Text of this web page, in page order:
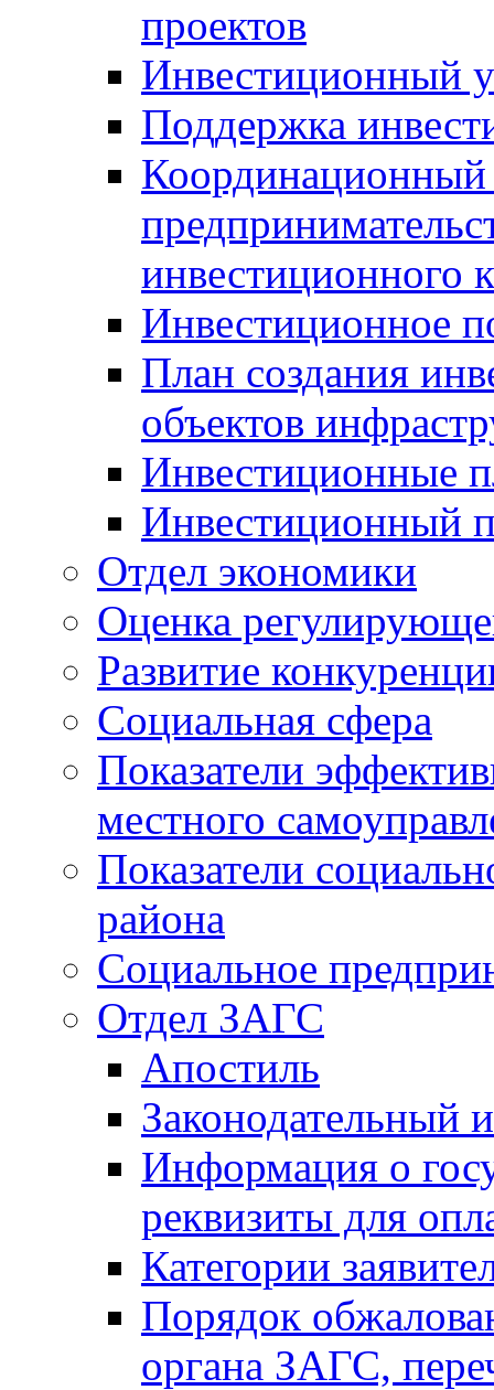
проектов
Инвестиционный
Поддержка
Координационный
инвестиционного
Инвестиционное
План создания
объектов
Инвестиционные
Инвестиционный
Отдел экономики
Оценка
Развитие
Социальная сфера
Показатели
местного
Показатели
района
Социальное
Отдел ЗАГС
Апостиль
Законодательный
Информация о
реквизиты для
Категории
Порядок
органа ЗАГС,